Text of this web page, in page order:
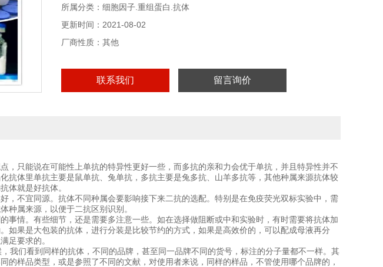
所属分类：细胞因子.重组蛋白.抗体
更新时间：2021-08-02
厂商性质：其他
联系我们 留言询价
，只能说在可能性上单抗的特异性更好一些，而多抗的亲和力会优于单抗，并且特异性并不
抗体里单抗主要是鼠单抗、兔单抗，多抗主要是兔多抗、山羊多抗等，其他种属来源抗体较
体就是好抗体。
，不宜同源。抗体不同种属会要影响接下来二抗的选配。特别是在免疫荧光双标实验中，需
种属来源，以便于二抗区别识别。
事情。有些细节，还是需要多注意一些。如在选择做阻断或中和实验时，有时需要将抗体加
如果是大包装的抗体，进行分装是比较节约的方式，如果是高效价的，可以配成母液再分
足要求的。
我们看到同样的抗体，不同的品牌，甚至同一品牌不同的货号，标注的分子量都不一样。其
的样品类型，或是参照了不同的文献，对使用者来说，同样的样品，不管使用哪个品牌的，